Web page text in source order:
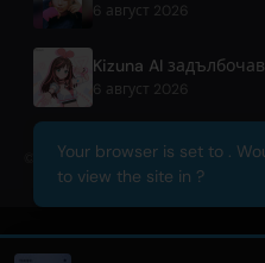
6 август 2026
6 август 2026
© 2026 OnlyHit. All rights
Your browser is set to .
to view the site in ?